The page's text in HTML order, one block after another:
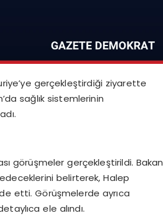
gerçekleştirdiği ziyarette
sağlık sistemlerinin
görüşmeler gerçekleştirildi. Bakan
belirterek, Halep
etti. Görüşmelerde ayrıca
ele alındı.